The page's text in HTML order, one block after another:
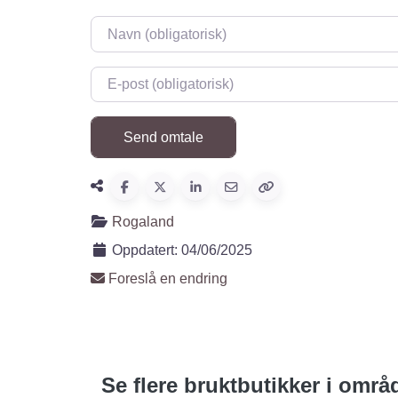
Navn
E-post
Rogaland
Oppdatert: 04/06/2025
Foreslå en endring
Se flere bruktbutikker i